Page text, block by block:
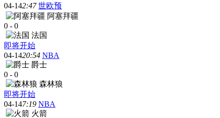
04-142:47 世欧预
阿塞拜疆
0 - 0
法国
即将开始
04-1420:54 NBA
爵士
0 - 0
森林狼
即将开始
04-147:19 NBA
火箭